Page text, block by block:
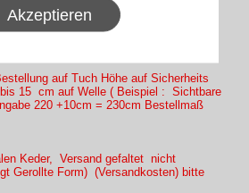
Akzeptieren
2160
auf Tuch Höhe auf Sicherheits
15 cm auf Welle ( Beispiel : Sichtbare
220 +10cm = 230cm Bestellmaß
Keder, Versand gefaltet nicht
Gerollte Form) (Versandkosten) bitte